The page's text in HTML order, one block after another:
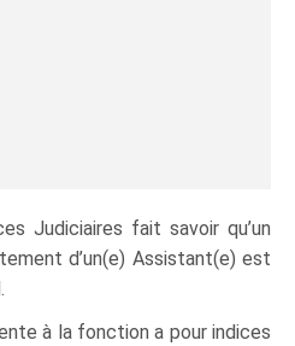
Judiciaires fait savoir qu’un
d’un(e) Assistant(e) est
à la fonction a pour indices